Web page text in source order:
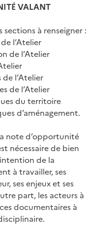
VALANT
à renseigner :
l’Atelier
de l’Atelier
l’Atelier
de l’Atelier
du territoire
d’aménagement.
note d’opportunité
nécessaire de bien
de la
à travailler, ses
ses enjeux et ses
part, les acteurs à
documentaires à